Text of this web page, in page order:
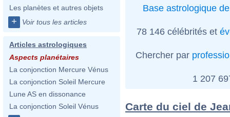
Les planètes et autres objets
+ Voir tous les articles
Articles astrologiques
Aspects planétaires
La conjonction Mercure Vénus
La conjonction Soleil Mercure
Lune AS en dissonance
La conjonction Soleil Vénus
Base astrologique
78 146 célébrités et
Chercher par
1 207
Carte du ciel de